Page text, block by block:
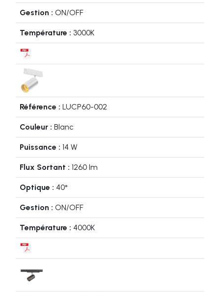
ON/OFF
3000K
LUCP60-002
Blanc
14 W
1260 lm
40°
ON/OFF
4000K